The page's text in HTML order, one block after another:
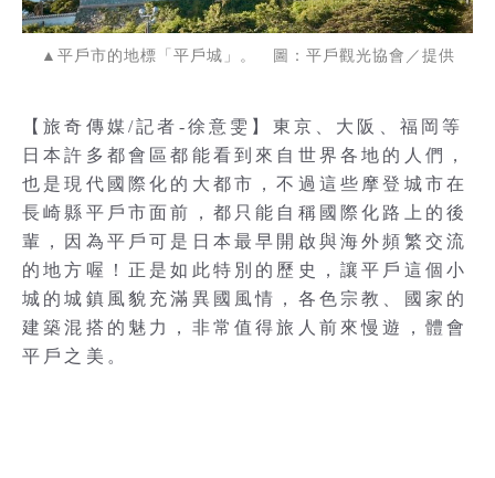
▲平戶市的地標「平戶城」。 圖：平戶觀光協會／提供
【旅奇傳媒/記者-徐意雯】東京、大阪、福岡等
日本許多都會區都能看到來自世界各地的人們，
也是現代國際化的大都市，不過這些摩登城市在
長崎縣平戶市面前，都只能自稱國際化路上的後
輩，因為平戶可是日本最早開啟與海外頻繁交流
的地方喔！正是如此特別的歷史，讓平戶這個小
城的城鎮風貌充滿異國風情，各色宗教、國家的
建築混搭的魅力，非常值得旅人前來慢遊，體會
平戶之美。